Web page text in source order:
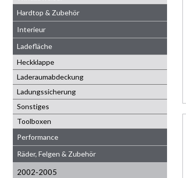
Hardtop & Zubehör
Interieur
Ladefläche
Heckklappe
Laderaumabdeckung
Ladungssicherung
Sonstiges
Toolboxen
Performance
Räder, Felgen & Zubehör
2002-2005